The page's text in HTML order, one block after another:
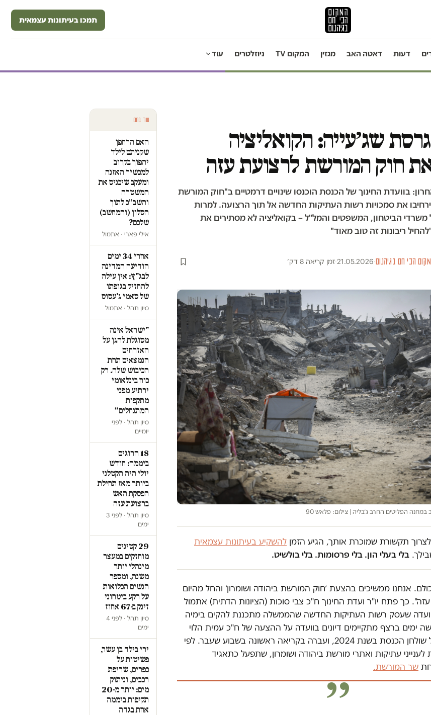
תמכו בעיתונות עצמאית
דעות דאטה האב מגזין המקום TV ניוזלטרים עוד
שג׳עייה: הקואליציה
חוק המורשת לרצועת עזה
בוועדת החינוך של הכנסת הוכנסו שינויים דרמטיים ב"חוק המורשת
את סמכויות רשות העתיקות החדשה אל תוך הרצועה. למרות
הביטחון, המשפטים והמל"ל – בקואליציה לא מסתירים את
ריבונות זה טוב מאוד"
הכי חם בגיהנום·
21.05.2026
·זמן קריאה 8 דק׳
במחנה הפליטים החרב ג׳בליה | צילום: פלאש 90
לצרוך תקשורת שמוכרת אותך, הגיע הזמן להשקיע בעיתונות עצמאית
בלי בעלי הון. בלי פרסומות. בלי בולשיט.
אנחנו ממשיכים בהצעת ׳חוק המורשת ביהודה ושומרון׳ והחל מהיום
כך פתח יו"ר ועדת החינוך ח"כ צבי סוכות (הציונות הדתית) אתמול
שעסק רשות העתיקות החדשה שהממשלה מתכננת להקים בימיה
ימים ברצף מתקיימים דיונים בוועדה על ההצעה של ח"כ עמית הלוי
(הליכוד) שהונחה על שולחן הכנסת בשנת 2024, ועברה בקריאה ראשונה בשבוע שעבר. לפי
עתיקות ואתרי מורשת ביהודה ושומרון, שתפעל כתאגיד
שר המורשת.
עוד בחם
האם הרחפן
שקניתם לילד
יהפוך בקרוב
למכשיר האזנה
ומעקב שיכניס את
המשטרה
והשב״כ לתוך
הסלון (והמחשב)
שלכם?
אילי פארי · אתמול
אחרי 34 ימים
הודיעה המדינה
לבג"ץ: אין עילה
להחזיק בגופתו
של סאמי ג'עסוס
סיון תהל · אתמול
"ישראל אינה
מסוגלת להגן על
האזרחים
הנמצאים תחת
הכיבוש שלה. רק
כוח בינלאומי
ירתיע מפני
מתקפות
המתנחלים״
סיון תהל · לפני
יומיים
18 הרוגים
ביממה: חודש
יולי היה הקטלני
ביותר מאז תחילת
הפסקת האש
ברצועת עזה
סיון תהל · לפני 3
ימים
29 קטינים
מוחזקים במעצר
מינהלי יותר
משנה, ומספר
הנשים הכלואות
על רקע ביטחוני
זינק ב-67 אחוז
סיון תהל · לפני 4
ימים
ירי בילד בן עשר,
פשיטות על
כפרים, שריפת
רכבים, וניתוק
מים: יותר מ-20
תקיפות ביממה
אחת בגדה